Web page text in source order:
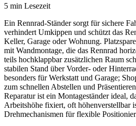
5 min Lesezeit
Ein Rennrad-Ständer sorgt für sichere
verhindert Umkippen und schützt das
Keller, Garage oder Wohnung.
mit Wandmontage, die das Rennrad
teils hochklappbar zusätzlichen Raum
stabilen Stand über Vorder- oder
besonders für Werkstatt und Garage;
zum schnellen Abstellen und
Reparatur ist ein Montageständer ideal,
Arbeitshöhe fixiert, oft höhenverstellbar
Drehmechanismen für flexible